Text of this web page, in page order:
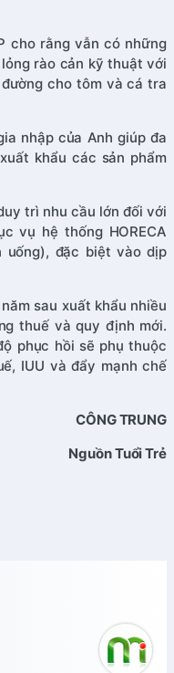
cho rằng vẫn có những
rào cản kỹ thuật với
cho tôm và cá tra
nhập của Anh giúp đa
khẩu các sản phẩm
trì nhu cầu lớn đối với
vụ hệ thống HORECA
uống), đặc biệt vào dịp
sau xuất khẩu nhiều
thuế và quy định mới.
phục hồi sẽ phụ thuộc
IUU và đẩy mạnh chế
CÔNG TRUNG
Nguồn Tuổi Trẻ